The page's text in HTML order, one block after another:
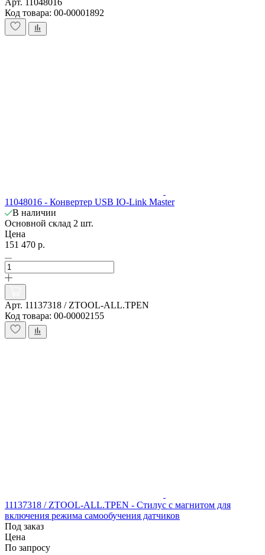
Арт. 11048016
Код товара: 00-00001892
11048016 - Конвертер USB IO-Link Master
В наличии
Основной склад 2 шт.
Цена
151 470 р.
Арт. 11137318 / ZTOOL-ALL.TPEN
Код товара: 00-00002155
11137318 / ZTOOL-ALL.TPEN - Стилус с магнитом для
включения режима самообучения датчиков
Под заказ
Цена
По запросу